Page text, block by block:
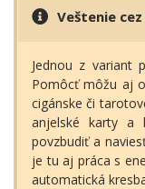
Veštenie
Jednou z
Pomôcť môžu aj
cigánske či
anjelské karty a
povzbudiť a
je tu aj práca s
automatická